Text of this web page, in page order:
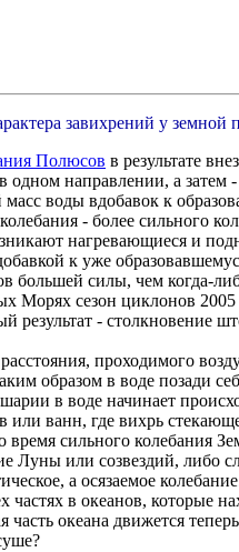
завихрений у земной
Полюсов в результате
направлении, а затем
воды вдобавок к
- более
нагревающиеся и
к уже
большей силы, чем когда-
сезон циклонов
результат - столкновение
проходимого
образом в воде позади
в воде начинает
ванн, где вихрь
сильного колебания
или созвездий, либо
а осязаемое
в океанов, которые
океана движется теперь